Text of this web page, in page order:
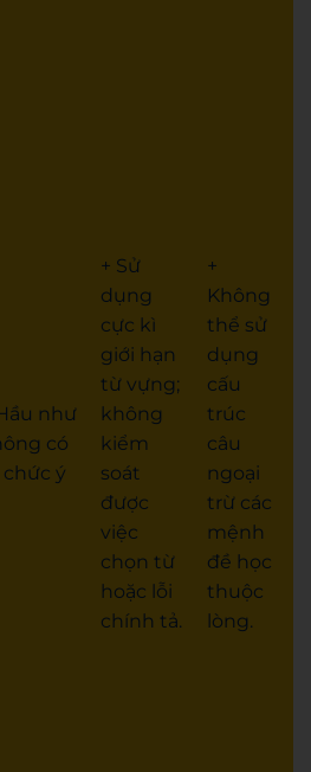
như
có
ý
+ Sử
dụng
cực kì
giới hạn
từ vựng;
không
kiểm
soát
được
việc
chọn từ
hoặc lỗi
chính tả.
+
Không
thể sử
dụng
cấu
trúc
câu
ngoại
trừ các
mệnh
đề học
thuộc
lòng.